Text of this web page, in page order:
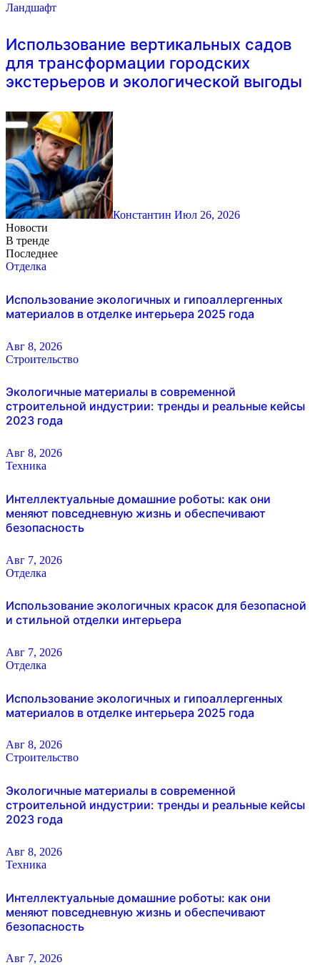
Ландшафт
Использование вертикальных садов
для трансформации городских
экстерьеров и экологической выгоды
Константин Июл 26, 2026
Новости
В тренде
Последнее
Отделка
Использование экологичных и гипоаллергенных
материалов в отделке интерьера 2025 года
Авг 8, 2026
Строительство
Экологичные материалы в современной
строительной индустрии: тренды и реальные кейсы
2023 года
Авг 8, 2026
Техника
Интеллектуальные домашние роботы: как они
меняют повседневную жизнь и обеспечивают
безопасность
Авг 7, 2026
Отделка
Использование экологичных красок для безопасной
и стильной отделки интерьера
Авг 7, 2026
Отделка
Использование экологичных и гипоаллергенных
материалов в отделке интерьера 2025 года
Авг 8, 2026
Строительство
Экологичные материалы в современной
строительной индустрии: тренды и реальные кейсы
2023 года
Авг 8, 2026
Техника
Интеллектуальные домашние роботы: как они
меняют повседневную жизнь и обеспечивают
безопасность
Авг 7, 2026